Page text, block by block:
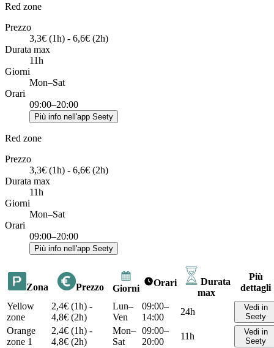
Red zone
Prezzo
3,3€ (1h) - 6,6€ (2h)
Durata max
11h
Giorni
Mon–Sat
Orari
09:00–20:00
Più info nell'app Seety
Red zone
Prezzo
3,3€ (1h) - 6,6€ (2h)
Durata max
11h
Giorni
Mon–Sat
Orari
09:00–20:00
Più info nell'app Seety
Zona Prezzo Giorni
Orari
Durata
max
Più
dettagli
Yellow
zone
2,4€ (1h) -
4,8€ (2h)
Lun–
Ven
09:00–
14:00
24h
Vedi in
Seety
Orange
zone 1
2,4€ (1h) -
4,8€ (2h)
Mon–
Sat
09:00–
20:00
11h
Vedi in
Seety